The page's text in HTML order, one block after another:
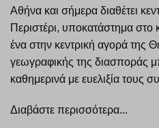
Αθήνα και σήμερα διαθέτει
Περιστέρι, υποκατάστημα στο
ένα στην κεντρική αγορά της
γεωγραφικής της διασποράς
καθημερινά με ευελιξία τους
Διαβάστε περισσότερα...